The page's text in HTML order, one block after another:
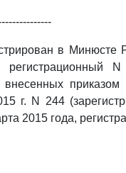
в Минюсте
регистрационный
внесенных
г. N 244
2015 года,